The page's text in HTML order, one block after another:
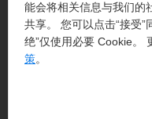
覆盖全球200多个国家。
协议，IP可用率超过
供的
、爬虫抓取、
次购买即可获得无限时
能会将相关信息与我们的
共享。 您可以点击“接受
绝”仅使用必要 Cookie。
策。